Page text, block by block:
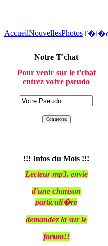
AccueilNouvellesPhotos
Notre T'chat
Pour venir sur le t'chat
entrez votre pseudo
!!! Infos du Mois !!!
Lecteur mp3, envie
d'une chanson
particuli�re
demandez la sur le
forum!!